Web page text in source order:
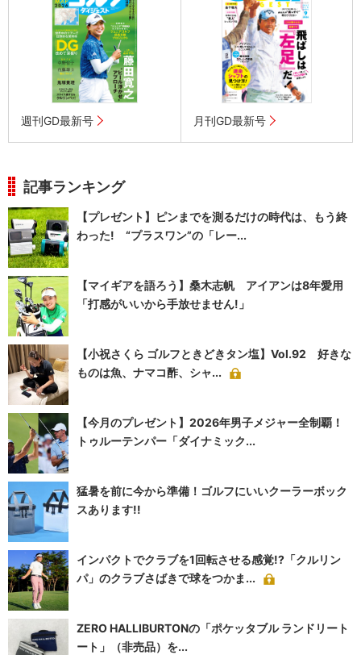
週刊GD最新号 月刊GD最新号
記事ランキング
【プレゼント】ピンまでを測るだけの時代は、もう終
わった! “プラスワン”の「レー...
【マイギアを語ろう】桑木志帆 アイアンは8年愛用
「打感がいいから手放せません!」
【小祝さくら ゴルフときどきタン塩】Vol.92 好きな
ものは魚、ナマコ酢、シャ...
【今月のプレゼント】2026年男子メジャー全制覇！
トゥルーテンパー「ダイナミック...
猛暑を前に今から準備！ゴルフにいいクーラーボック
スあります!!
インパクトでクラブを1回転させる感覚!?「クルリン
パ」のクラブさばきで球をつかま...
ZERO HALLIBURTONの「ポケッタブル ランドリート
ート」（非売品）を...